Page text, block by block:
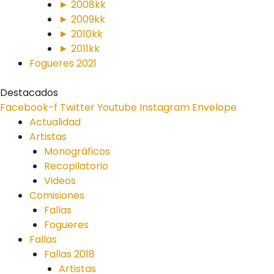
► 2008kk
► 2009kk
► 2010kk
► 2011kk
Fogueres 2021
Destacados
Facebook-f TwitterYoutube Instagram Envelope
Actualidad
Artistas
Monográficos
Recopilatorio
Videos
Comisiones
Fallas
Fogueres
Fallas
Fallas 2018
Artistas